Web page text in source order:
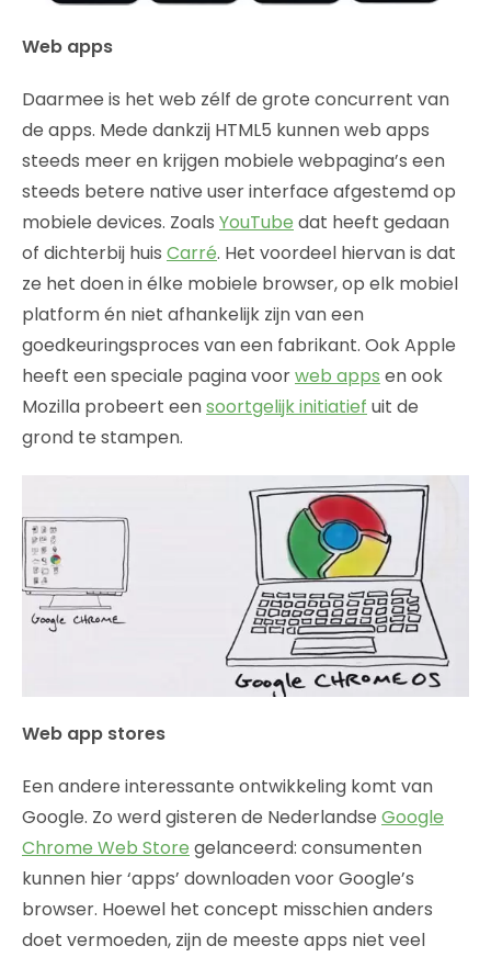
Web apps
Daarmee is het web zélf de grote concurrent van
de apps. Mede dankzij HTML5 kunnen web apps
steeds meer en krijgen mobiele webpagina’s een
steeds betere native user interface afgestemd op
mobiele devices. Zoals YouTube dat heeft gedaan
of dichterbij huis Carré. Het voordeel hiervan is dat
ze het doen in élke mobiele browser, op elk mobiel
platform én niet afhankelijk zijn van een
goedkeuringsproces van een fabrikant. Ook Apple
heeft een speciale pagina voorweb apps en ook
Mozilla probeert eensoortgelijk initiatief uit de
grond te stampen.
Web app stores
Een andere interessante ontwikkeling komt van
Google. Zo werd gisteren de Nederlandse Google
Chrome Web Store gelanceerd: consumenten
kunnen hier ‘apps’ downloaden voor Google’s
browser. Hoewel het concept misschien anders
doet vermoeden, zijn de meeste apps niet veel